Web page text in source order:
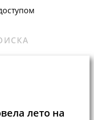
лето на